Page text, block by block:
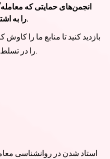
انجمن‌های حمایتی که
را به اشتراک گذاشته و از یکدیگر بیاموزند.
را در تسلط بر ذهنیت معامله‌گری خود بردارید.
استاد شدن در روانشناسی